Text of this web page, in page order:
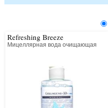
Refreshing Breeze
Мицеллярная вода очищающая